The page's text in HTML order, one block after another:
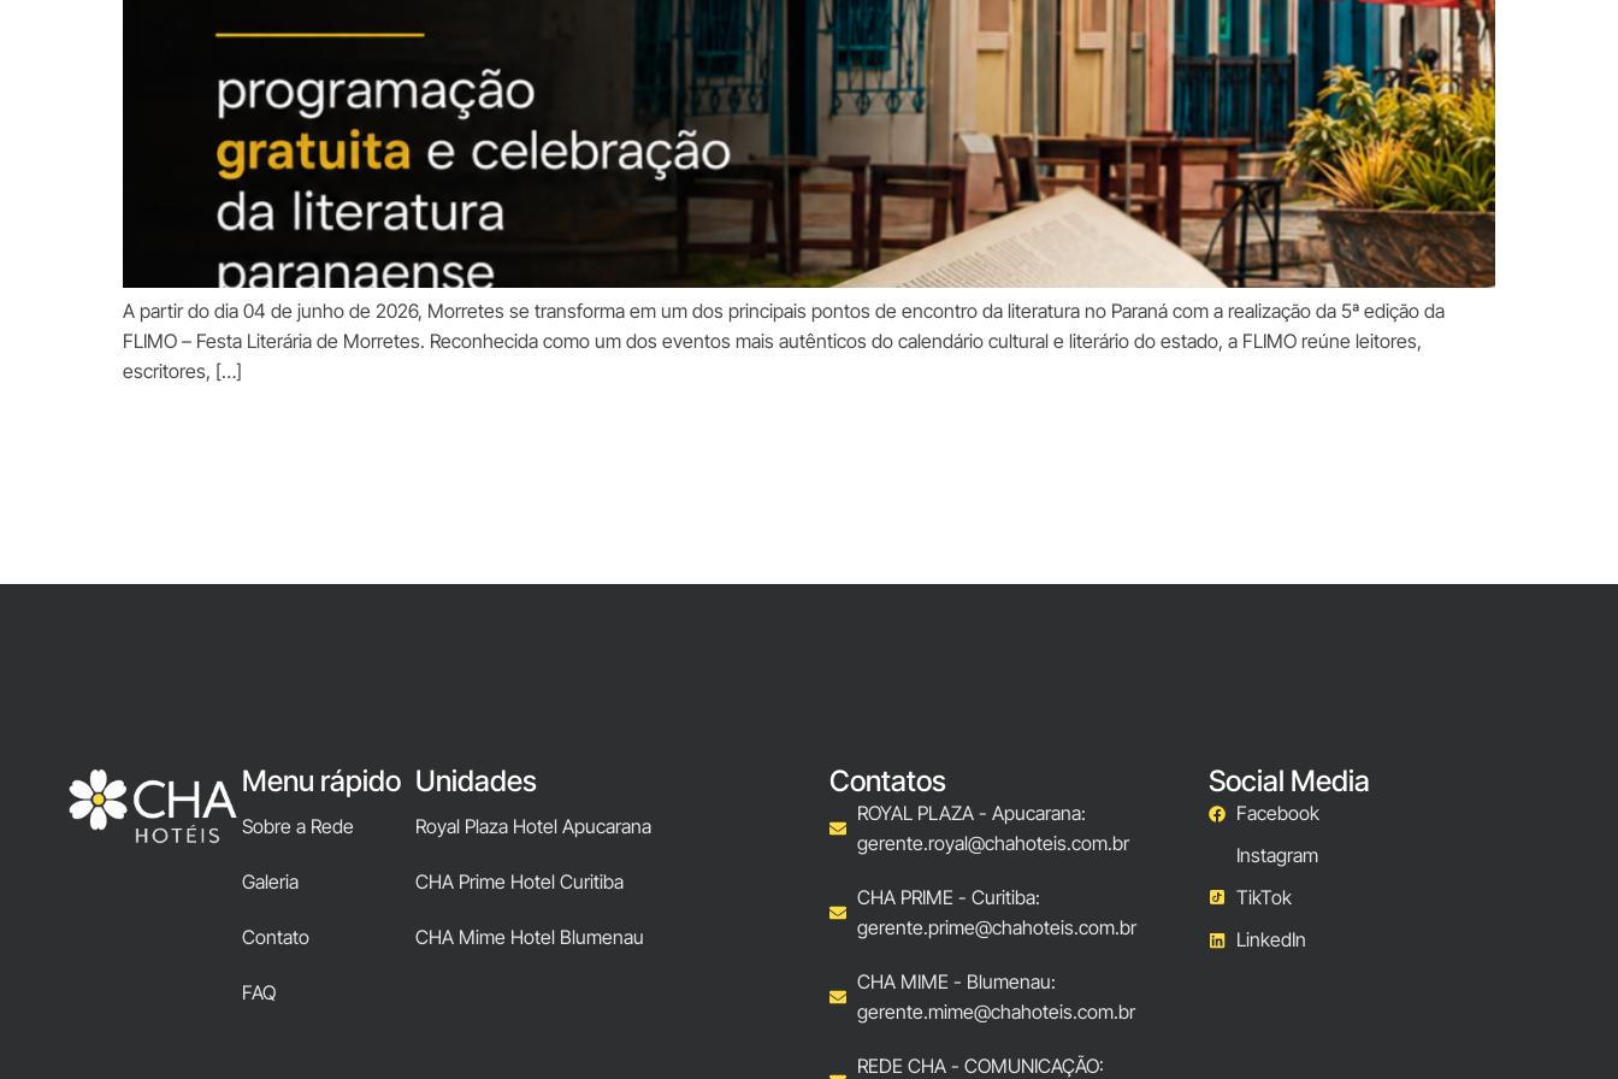
A partir do dia 04 de junho de 2026, Morretes se transforma em um dos principais pontos de encontro da literatura no Paraná com a realização da 5ª edição da
FLIMO – Festa Literária de Morretes. Reconhecida como um dos eventos mais autênticos do calendário cultural e literário do estado, a FLIMO reúne leitores,
escritores, […]
Menu rápido
Sobre a Rede
Galeria
Contato
FAQ
Unidades
Royal Plaza Hotel Apucarana
CHA Prime Hotel Curitiba
CHA Mime Hotel Blumenau
Contatos
ROYAL PLAZA - Apucarana:
gerente.royal@chahoteis.com.br
CHA PRIME - Curitiba:
gerente.prime@chahoteis.com.br
CHA MIME - Blumenau:
gerente.mime@chahoteis.com.br
REDE CHA - COMUNICAÇÃO:
Social Media
Facebook
Instagram
TikTok
LinkedIn